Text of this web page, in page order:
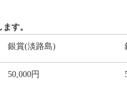
す。
銀賞(淡路島)
50,000円